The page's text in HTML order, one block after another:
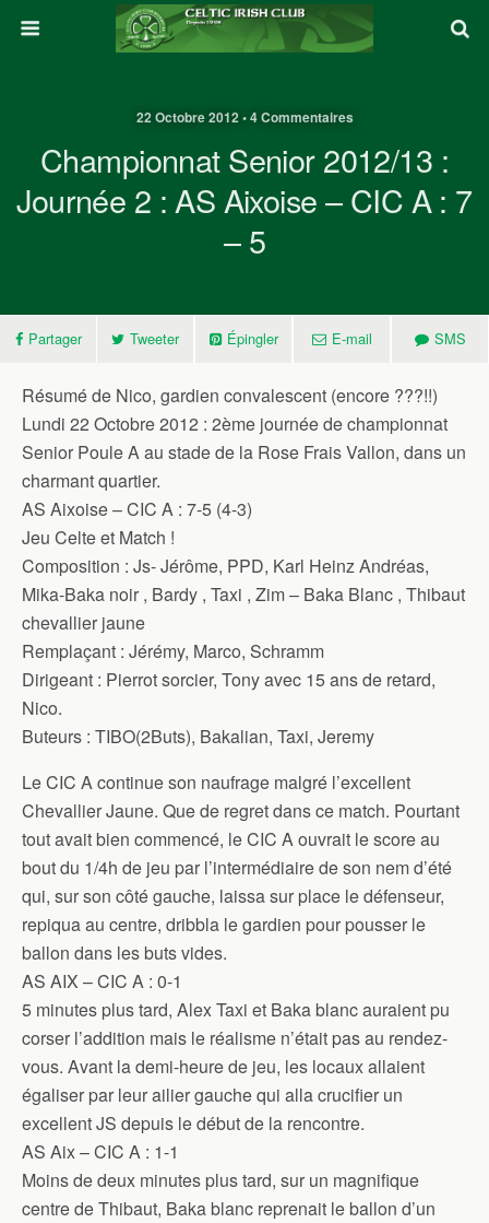
22 Octobre 2012 • 4 Commentaires
Championnat Senior 2012/13 :
Journée 2 : AS Aixoise – CIC A : 7
– 5
Partager Tweeter Épingler E-mail SMS
Résumé de Nico, gardien convalescent (encore ???!!)
Lundi 22 Octobre 2012 : 2ème journée de championnat
Senior Poule A au stade de la Rose Frais Vallon, dans un
charmant quartier.
AS Aixoise – CIC A : 7-5 (4-3)
Jeu Celte et Match !
Composition : Js- Jérôme, PPD, Karl Heinz Andréas,
Mika-Baka noir , Bardy , Taxi , Zim – Baka Blanc , Thibaut
chevallier jaune
Remplaçant : Jérémy, Marco, Schramm
Dirigeant : Pierrot sorcier, Tony avec 15 ans de retard,
Nico.
Buteurs : TIBO(2Buts), Bakalian, Taxi, Jeremy
Le CIC A continue son naufrage malgré l’excellent
Chevallier Jaune. Que de regret dans ce match. Pourtant
tout avait bien commencé, le CIC A ouvrait le score au
bout du 1/4h de jeu par l’intermédiaire de son nem d’été
qui, sur son côté gauche, laissa sur place le défenseur,
repiqua au centre, dribbla le gardien pour pousser le
ballon dans les buts vides.
AS AIX – CIC A : 0-1
5 minutes plus tard, Alex Taxi et Baka blanc auraient pu
corser l’addition mais le réalisme n’était pas au rendez-
vous. Avant la demi-heure de jeu, les locaux allaient
égaliser par leur ailier gauche qui alla crucifier un
excellent JS depuis le début de la rencontre.
AS Aix – CIC A : 1-1
Moins de deux minutes plus tard, sur un magnifique
centre de Thibaut, Baka blanc reprenait le ballon d’un